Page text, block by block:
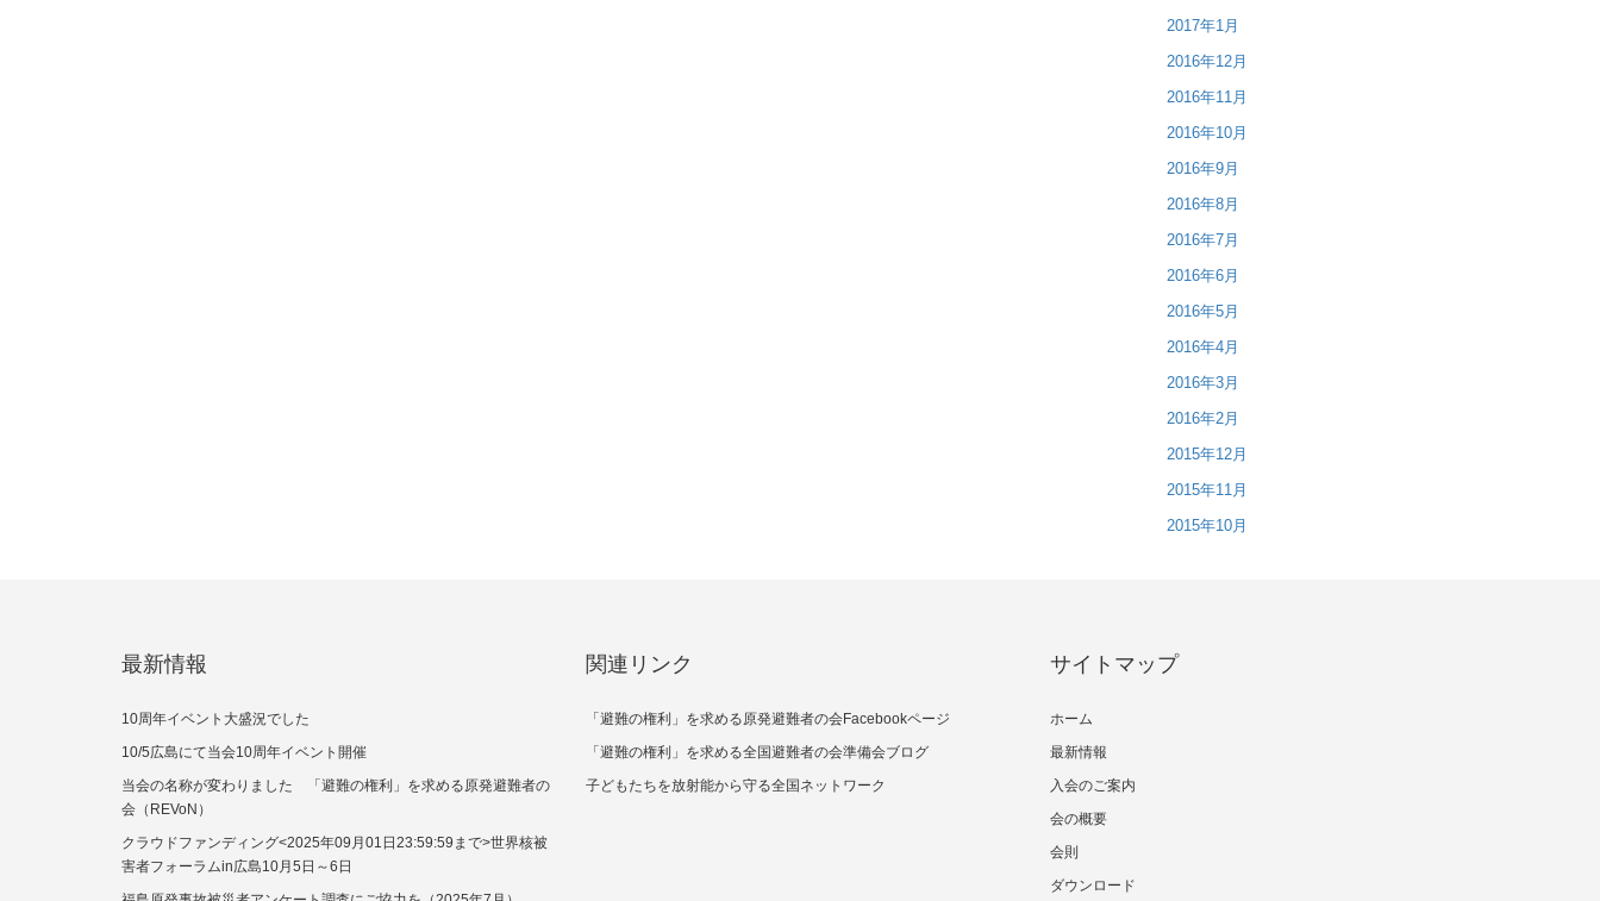
2017年1月
2016年12月
2016年11月
2016年10月
2016年9月
2016年8月
2016年7月
2016年6月
2016年5月
2016年4月
2016年3月
2016年2月
2015年12月
2015年11月
2015年10月
最新情報
10周年イベント大盛況でした
10/5広島にて当会10周年イベント開催
当会の名称が変わりました 「避難の権利」を求める原発避難者の
会（REVoN）
クラウドファンディング<2025年09月01日23:59:59まで>世界核被
害者フォーラムin広島10月5日～6日
関連リンク
「避難の権利」を求める原発避難者の会Facebookページ
「避難の権利」を求める全国避難者の会準備会ブログ
子どもたちを放射能から守る全国ネットワーク
サイトマップ
ホーム
最新情報
入会のご案内
会の概要
会則
ダウンロード